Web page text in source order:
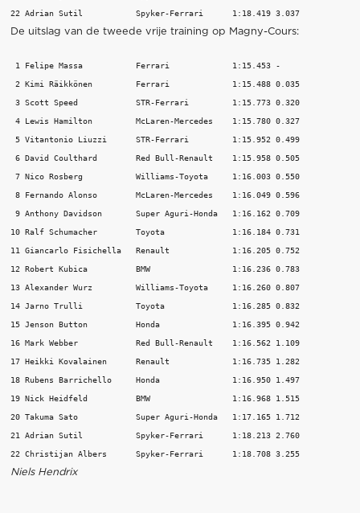
De uitslag van de tweede vrije training op Magny-Cours:
1 Felipe Massa           Ferrari             1:15.453 -
2 Kimi Räikkönen         Ferrari             1:15.488 0.035
3 Scott Speed            STR-Ferrari         1:15.773 0.320
4 Lewis Hamilton         McLaren-Mercedes    1:15.780 0.327
5 Vitantonio Liuzzi      STR-Ferrari         1:15.952 0.499
6 David Coulthard        Red Bull-Renault    1:15.958 0.505
7 Nico Rosberg           Williams-Toyota     1:16.003 0.550
8 Fernando Alonso        McLaren-Mercedes    1:16.049 0.596
9 Anthony Davidson       Super Aguri-Honda   1:16.162 0.709
10 Ralf Schumacher        Toyota              1:16.184 0.731
11 Giancarlo Fisichella   Renault             1:16.205 0.752
12 Robert Kubica          BMW                 1:16.236 0.783
13 Alexander Wurz         Williams-Toyota     1:16.260 0.807
14 Jarno Trulli           Toyota              1:16.285 0.832
15 Jenson Button          Honda               1:16.395 0.942
16 Mark Webber            Red Bull-Renault    1:16.562 1.109
17 Heikki Kovalainen      Renault             1:16.735 1.282
18 Rubens Barrichello     Honda               1:16.950 1.497
19 Nick Heidfeld          BMW                 1:16.968 1.515
20 Takuma Sato            Super Aguri-Honda   1:17.165 1.712
21 Adrian Sutil           Spyker-Ferrari      1:18.213 2.760
Niels Hendrix